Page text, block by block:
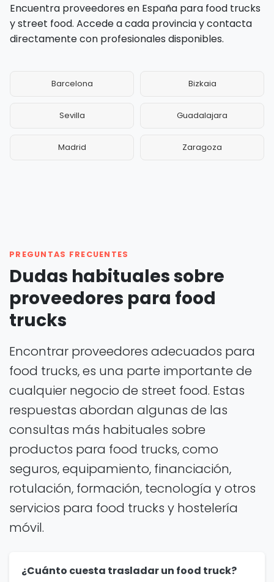
Encuentra proveedores en España para food trucks
y street food. Accede a cada provincia y contacta
directamente con profesionales disponibles.
Barcelona Bizkaia
Sevilla Guadalajara
Madrid Zaragoza
PREGUNTAS FRECUENTES
Dudas habituales sobre
proveedores para food
trucks
Encontrar proveedores adecuados para
food trucks, es una parte importante de
cualquier negocio de street food. Estas
respuestas abordan algunas de las
consultas más habituales sobre
productos para food trucks, como
seguros, equipamiento, financiación,
rotulación, formación, tecnología y otros
servicios para food trucks y hostelería
móvil.
¿Cuánto cuesta trasladar un food truck?